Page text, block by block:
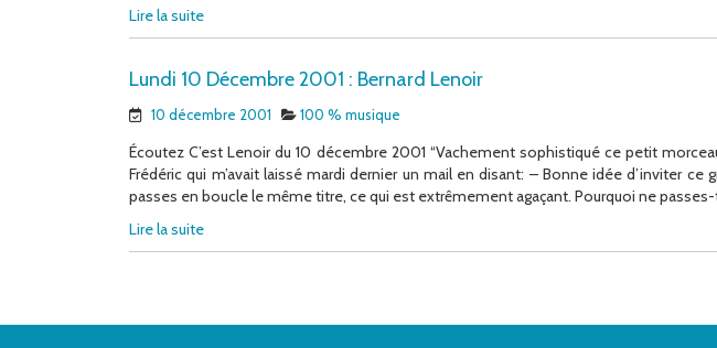
Lire la suite
Lundi 10 Décembre 2001 : Bernard Lenoir
10 décembre 2001 100 % musique
Écoutez C’est Lenoir du 10 décembre 2001 “Vachement sophistiqué ce petit
Frédéric qui m’avait laissé mardi dernier un mail en disant: – Bonne idée d’inviter ce
passes en boucle le même titre, ce qui est extrêmement agaçant. Pourquoi ne passes-
Lire la suite